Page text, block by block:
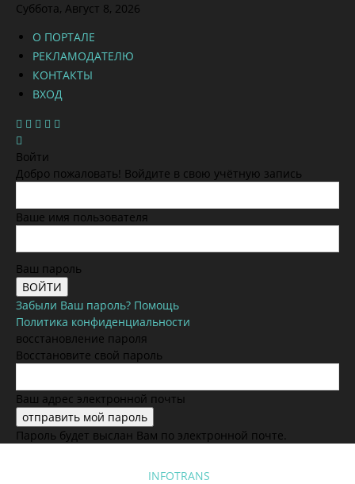
Суббота, Август 8, 2026
О ПОРТАЛЕ
РЕКЛАМОДАТЕЛЮ
КОНТАКТЫ
ВХОД
Войти
Добро пожаловать! Войдите в свою учётную запись
Ваше имя пользователя
Ваш пароль
Забыли Ваш пароль? Помощь
Политика конфиденциальности
восстановление пароля
Восстановите свой пароль
Ваш адрес электронной почты
Пароль будет выслан Вам по электронной почте.
INFOTRANS